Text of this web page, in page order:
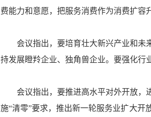
费能力和意愿，把服务消费作为消费扩
会议指出，要培育壮大新兴产业和未来
持发展瞪羚企业、独角兽企业。要强化行
会议指出，要推进高水平对外开放，进
施“清零”要求，推出新一轮服务业扩大